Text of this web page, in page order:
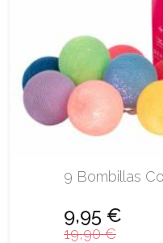
9 Bombillas
9,95 €
19,90 €